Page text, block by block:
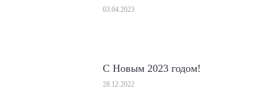
03.04.2023
С Новым 2023 годом!
28.12.2022